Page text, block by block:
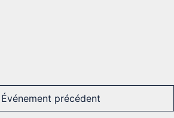
Événement précédent